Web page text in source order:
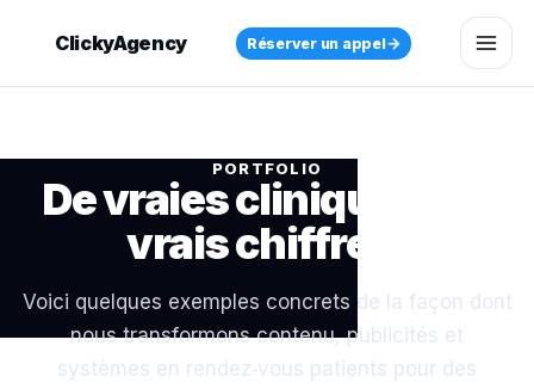
ClickyAgency Réserver un appel→
PORTFOLIO
De vraies cliniques. De
vrais chiffres.
Voici quelques exemples concrets de la façon dont
nous transformons contenu, publicités et
systèmes en rendez‑vous patients pour des